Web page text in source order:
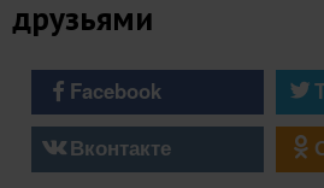
друзьями
Facebook
Вконтакте